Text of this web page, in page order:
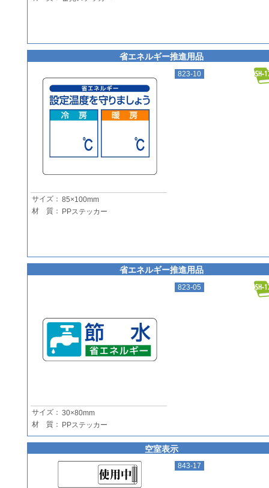
省エネルギー推進用品
823-10
サイズ： 85×100mm
材 質： PPステッカー
省エネルギー推進用品
823-05
サイズ： 30×80mm
材 質： PPステッカー
空室表示
843-17